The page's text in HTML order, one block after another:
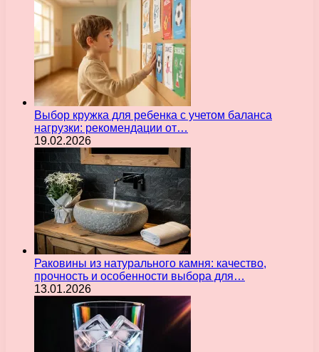
Выбор кружка для ребенка с учетом баланса
нагрузки: рекомендации от…
19.02.2026
Раковины из натурального камня: качество,
прочность и особенности выбора для…
13.01.2026